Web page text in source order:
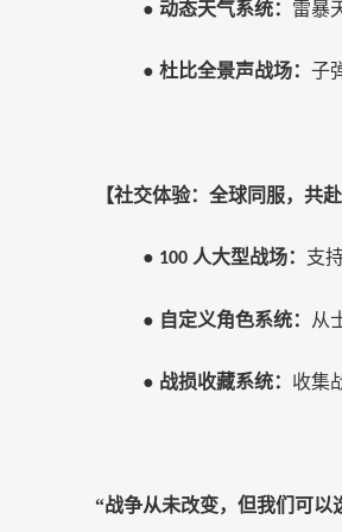
● 动态天气系统： 雷暴
● 杜比全景声战场： 子
【社交体验：全球同服，共赴
● 100 人大型战场： 支
● 自定义角色系统： 从
● 战损收藏系统： 收集
“战争从未改变，但我们可以